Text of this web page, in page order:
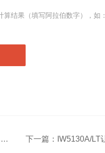
算结果（填写阿拉伯数字），如
下一篇： IW5130A/LT